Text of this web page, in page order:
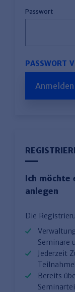
Passwort
PASSWORT
Anmelden
Ich möchte
anlegen
Die
Seminare
Jederzeit
Bereits